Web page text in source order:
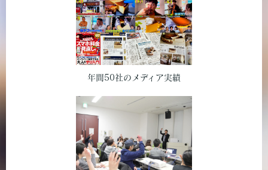
年間50社のメディア実績